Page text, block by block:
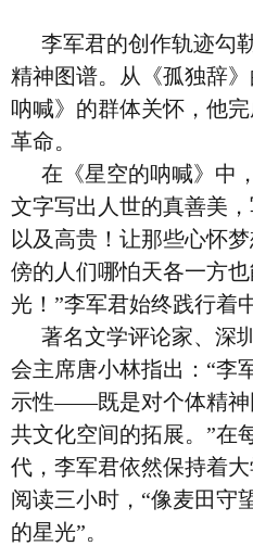
李军君的创作轨迹勾
精神图谱。从《孤独辞
呐喊》的群体关怀，他
革命。
在《星空的呐喊》中
文字写出人世的真善美
以及高贵！让那些心怀
傍的人们哪怕天各一方
光！”李军君始终践行着
著名文学评论家、深
会主席唐小林指出：“李
示性——既是对个体精神
共文化空间的拓展。”在
代，李军君依然保持着
阅读三小时，“像麦田守
的星光”。